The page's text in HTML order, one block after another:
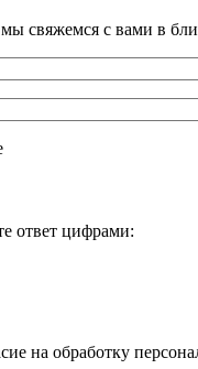
мы свяжемся с вами в
ответ цифрами:
на обработку